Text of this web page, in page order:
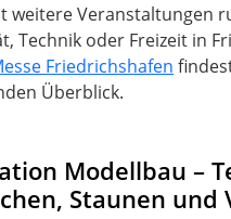
weitere Veranstaltungen
Technik oder Freizeit in
Friedrichshafen
Überblick.
Modellbau –
Staunen und